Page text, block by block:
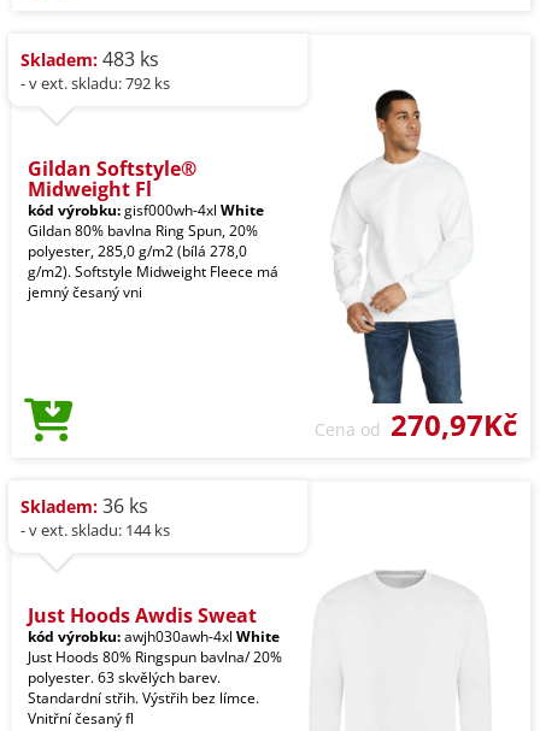
Skladem: 483 ks
- v ext. skladu: 792 ks
Gildan Softstyle®
Midweight Fl
kód výrobku:gisf000wh-4xl White
Gildan 80% bavlna Ring Spun, 20%
polyester, 285,0 g/m2 (bílá 278,0
g/m2). Softstyle Midweight Fleece má
jemný česaný vni
Cena od 270,97Kč
Skladem: 36 ks
- v ext. skladu: 144 ks
Just Hoods Awdis Sweat
kód výrobku:awjh030awh-4xl White
Just Hoods 80% Ringspun bavlna/ 20%
polyester. 63 skvělých barev.
Standardní střih. Výstřih bez límce.
Vnitřní česaný fl